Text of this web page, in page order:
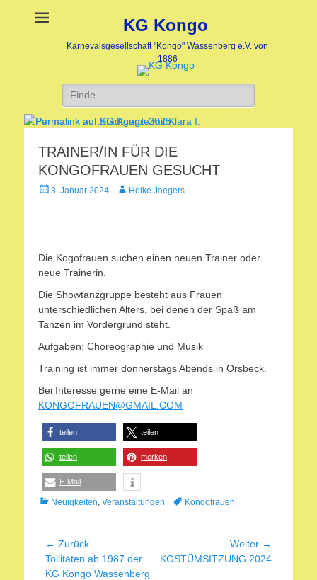
KG Kongo
Karnevalsgesellschaft "Kongo" Wassenberg e.V. von
1886
Suche
nach:
KG Kongo 2025
Veröffentlicht
am:
Stadtgarde mit Klara I.
Veröffentlicht
am:
TRAINER/IN FÜR DIE
KONGOFRAUEN GESUCHT
Veröffentlicht
3. Januar 2024 AutorHeike Jaegers
Die Kogofrauen suchen einen neuen Trainer oder
neue Trainerin.
Die Showtanzgruppe besteht aus Frauen
unterschiedlichen Alters, bei denen der Spaß am
Tanzen im Vordergrund steht.
Aufgaben: Choreographie und Musik
Training ist immer donnerstags Abends in Orsbeck.
Bei Interesse gerne eine E-Mail an
KONGOFRAUEN@GMAIL.COM
teilen teilen
teilen merken
E-Mail
Kategorien
Neuigkeiten Veranstaltungen Schlagworte
Kongofrauen
Beitragsnavigation
← Zurück
Vorheriger
Beitrag:
Tollitäten ab 1987 der
KG Kongo Wassenberg
Weiter →
Nächster
KOSTÜMSITZUNG 2024